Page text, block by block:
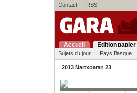
Contact RSS
Accueil Edition papier
Sujets du jour Pays Basque
2013 Martxoaren 23